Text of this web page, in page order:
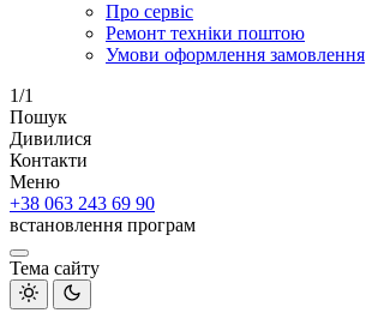
Про сервіс
Ремонт техніки поштою
Умови оформлення замовлення
1/1
Пошук
Дивилися
Контакти
Меню
+38 063 243 69 90
встановлення програм
Тема сайту